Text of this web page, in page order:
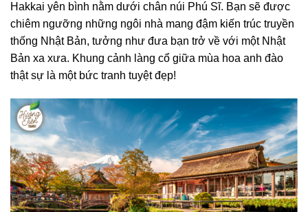
Hakkai yên bình nằm dưới chân núi Phú Sĩ. Bạn sẽ được
chiêm ngưỡng những ngôi nhà mang đậm kiến trúc truyền
thống Nhật Bản, tưởng như đưa bạn trở về với một Nhật
Bản xa xưa. Khung cảnh làng cổ giữa mùa hoa anh đào
thật sự là một bức tranh tuyệt đẹp!